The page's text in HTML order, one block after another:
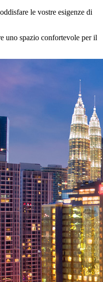
le vostre esigenze di
uno spazio confortevole per il